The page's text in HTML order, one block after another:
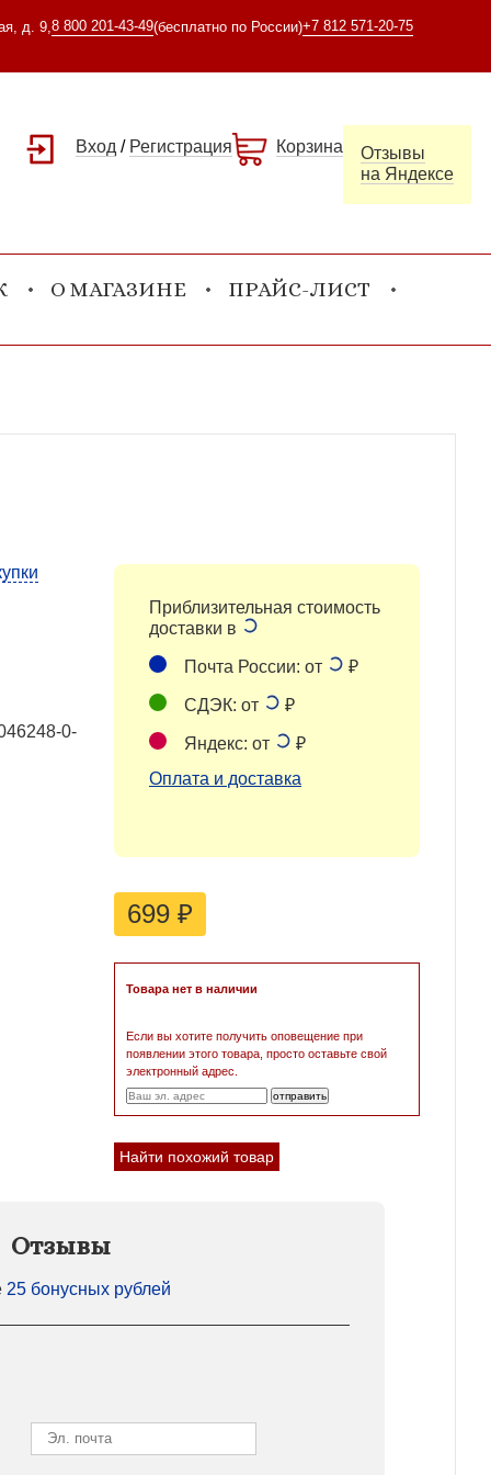
д. 9, 8 800 201-43-49(бесплатно по России)+7 812 571-20-75
Вход / Регистрация Корзина
Отзывы
на Яндексе
О МАГАЗИНЕ ПРАЙС-ЛИСТ
0-
Приблизительная стоимость
доставки в
Почта России: от ₽
СДЭК: от ₽
Яндекс: от
₽
Оплата и доставка
699 ₽
Товара нет в наличии
Если вы хотите получить оповещение при
появлении этого товара, просто оставьте свой
электронный адрес.
Найти похожий товар
Отзывы
25 бонусных рублей